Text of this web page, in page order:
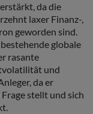
da die
laxer Finanz-,
geworden sind.
globale
rasante
und
da er
stellt und sich